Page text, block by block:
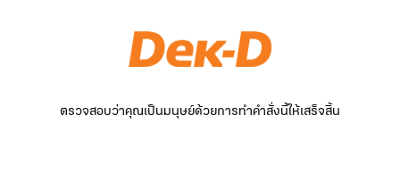
ตรวจสอบว่าคุณเป็นมนุษย์ด้วยการทำคำสั่งนี้ให้เสร็จสิ้น